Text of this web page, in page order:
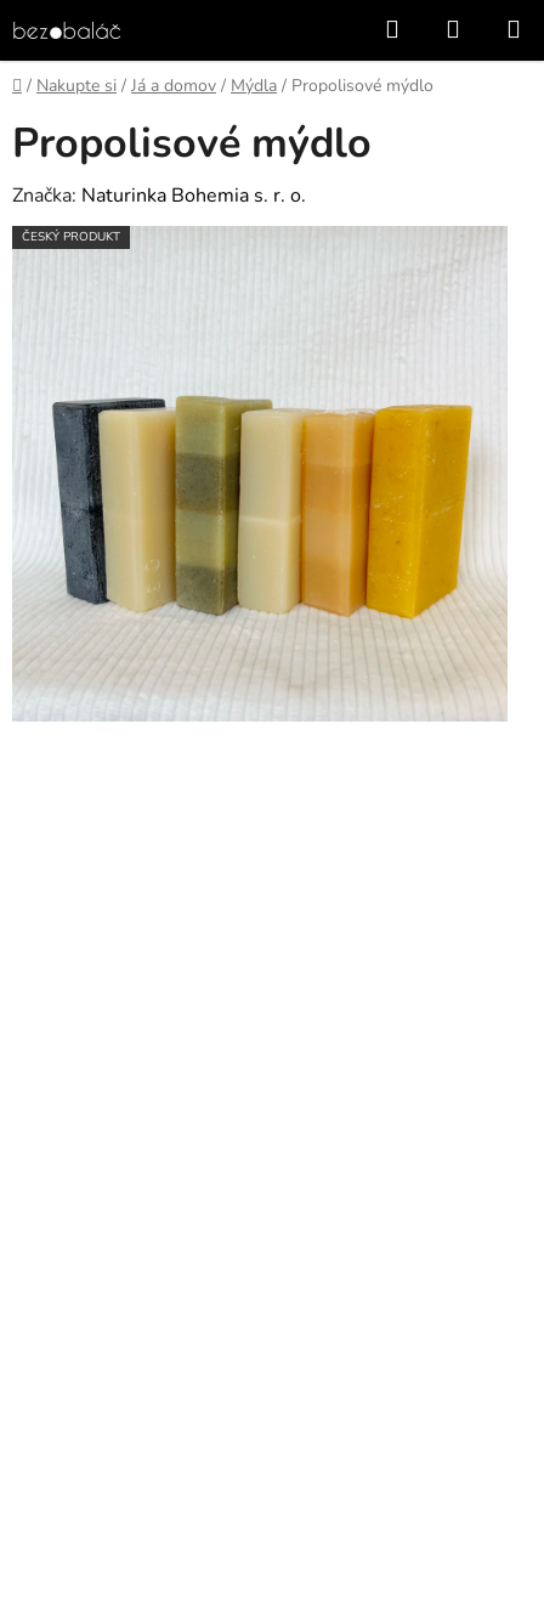
na
obsah
Hledat
KOŠÍK
Domů
/ Nakupte si / Já a domov / Mýdla / Propolisové mýdlo
Propolisové mýdlo
Značka: Naturinka Bohemia s. r. o.
ČESKÝ PRODUKT